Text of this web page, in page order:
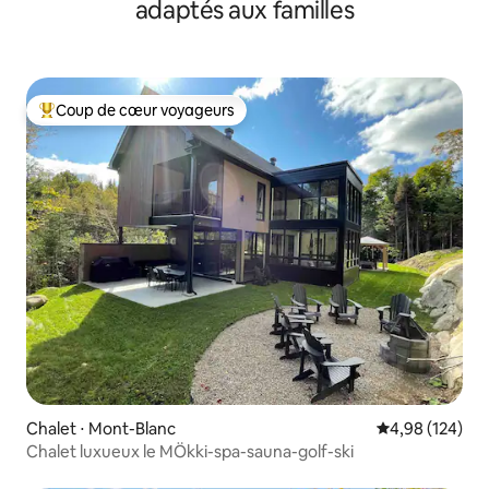
adaptés aux familles
Coups de cœur voyageurs les plus appréciés
Coup de cœur voyageurs
Chalet ⋅ Mont-Blanc Évaluation
4,98 (124)
Chalet luxueux le MÖkki-spa-sauna-golf-ski